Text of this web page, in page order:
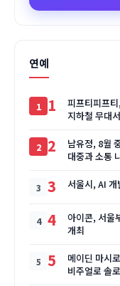
연예
1
피프티피프
지하철 무대
2
남유정, 8월
대중과 소통
3 서울시, AI
4
아이콘, 서울
개최
5
메이딘 마시
비주얼로 솔